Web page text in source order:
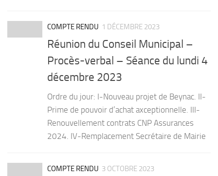
COMPTE RENDU 1 DÉCEMBRE 2023
Réunion du Conseil Municipal –
Procès-verbal – Séance du lundi 4
décembre 2023
Ordre du jour: I-Nouveau projet de Beynac. II-
Prime de pouvoir d’achat axceptionnelle. III-
Renouvellement contrats CNP Assurances
2024. IV-Remplacement Secrétaire de Mairie
COMPTE RENDU 3 OCTOBRE 2023